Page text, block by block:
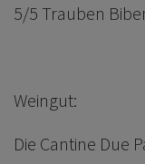
5/5 Trauben
Weingut:
Die Cantine Due